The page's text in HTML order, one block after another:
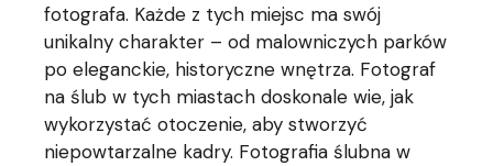
fotografa. Każde z tych miejsc ma swój
unikalny charakter – od malowniczych parków
po eleganckie, historyczne wnętrza. Fotograf
na ślub w tych miastach doskonale wie, jak
wykorzystać otoczenie, aby stworzyć
niepowtarzalne kadry. Fotografia ślubna w